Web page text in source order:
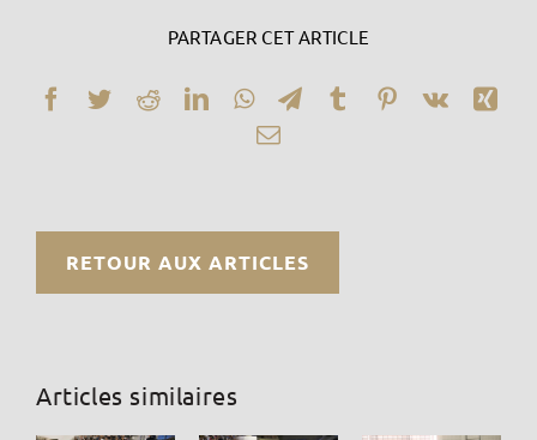
PARTAGER CET ARTICLE
Facebook
TwitterRedditLinkedInWhatsAppTelegram
TumblrPinterest
Vk
Email
RETOUR AUX ARTICLES
Articles similaires